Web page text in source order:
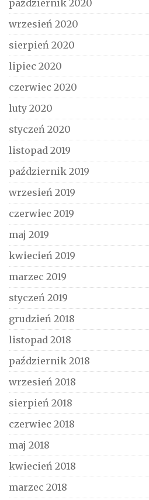
październik 2020
wrzesień 2020
sierpień 2020
lipiec 2020
czerwiec 2020
luty 2020
styczeń 2020
listopad 2019
październik 2019
wrzesień 2019
czerwiec 2019
maj 2019
kwiecień 2019
marzec 2019
styczeń 2019
grudzień 2018
listopad 2018
październik 2018
wrzesień 2018
sierpień 2018
czerwiec 2018
maj 2018
kwiecień 2018
marzec 2018